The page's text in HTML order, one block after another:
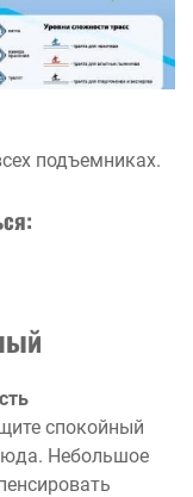
подъемниках.
спокойный
Небольшое